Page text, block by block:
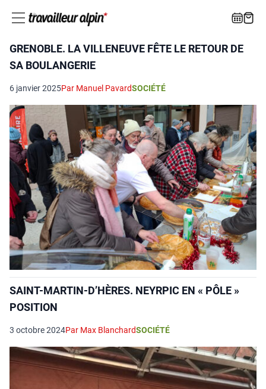
GRENOBLE. LA VILLENEUVE FÊTE LE RETOUR DE
SA BOULANGERIE
6 janvier 2025Par Manuel PavardSOCIÉTÉ
SAINT-MARTIN-D’HÈRES. NEYRPIC EN « PÔLE »
POSITION
3 octobre 2024Par Max BlanchardSOCIÉTÉ